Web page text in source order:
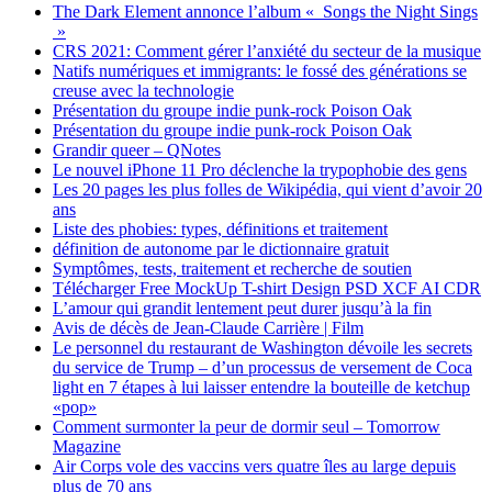
The Dark Element annonce l’album « Songs the Night Sings
»
CRS 2021: Comment gérer l’anxiété du secteur de la musique
Natifs numériques et immigrants: le fossé des générations se
creuse avec la technologie
Présentation du groupe indie punk-rock Poison Oak
Présentation du groupe indie punk-rock Poison Oak
Grandir queer – QNotes
Le nouvel iPhone 11 Pro déclenche la trypophobie des gens
Les 20 pages les plus folles de Wikipédia, qui vient d’avoir 20
ans
Liste des phobies: types, définitions et traitement
définition de autonome par le dictionnaire gratuit
Symptômes, tests, traitement et recherche de soutien
Télécharger Free MockUp T-shirt Design PSD XCF AI CDR
L’amour qui grandit lentement peut durer jusqu’à la fin
Avis de décès de Jean-Claude Carrière | Film
Le personnel du restaurant de Washington dévoile les secrets
du service de Trump – d’un processus de versement de Coca
light en 7 étapes à lui laisser entendre la bouteille de ketchup
«pop»
Comment surmonter la peur de dormir seul – Tomorrow
Magazine
Air Corps vole des vaccins vers quatre îles au large depuis
plus de 70 ans